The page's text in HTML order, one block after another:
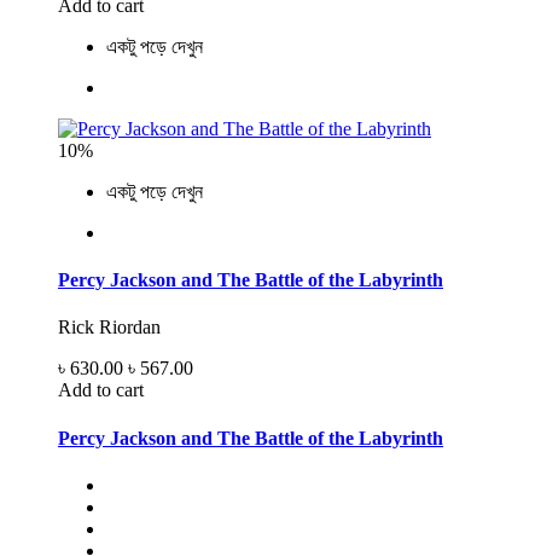
Add to cart
একটু পড়ে দেখুন
10%
একটু পড়ে দেখুন
Percy Jackson and The Battle of the Labyrinth
Rick Riordan
৳ 630.00 ৳ 567.00
Add to cart
Percy Jackson and The Battle of the Labyrinth